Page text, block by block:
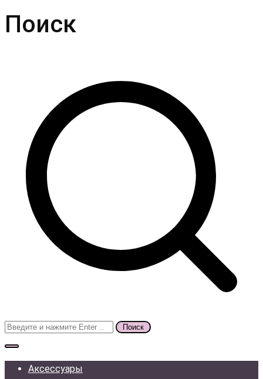
Поиск
Поиск
для:
Аксессуары